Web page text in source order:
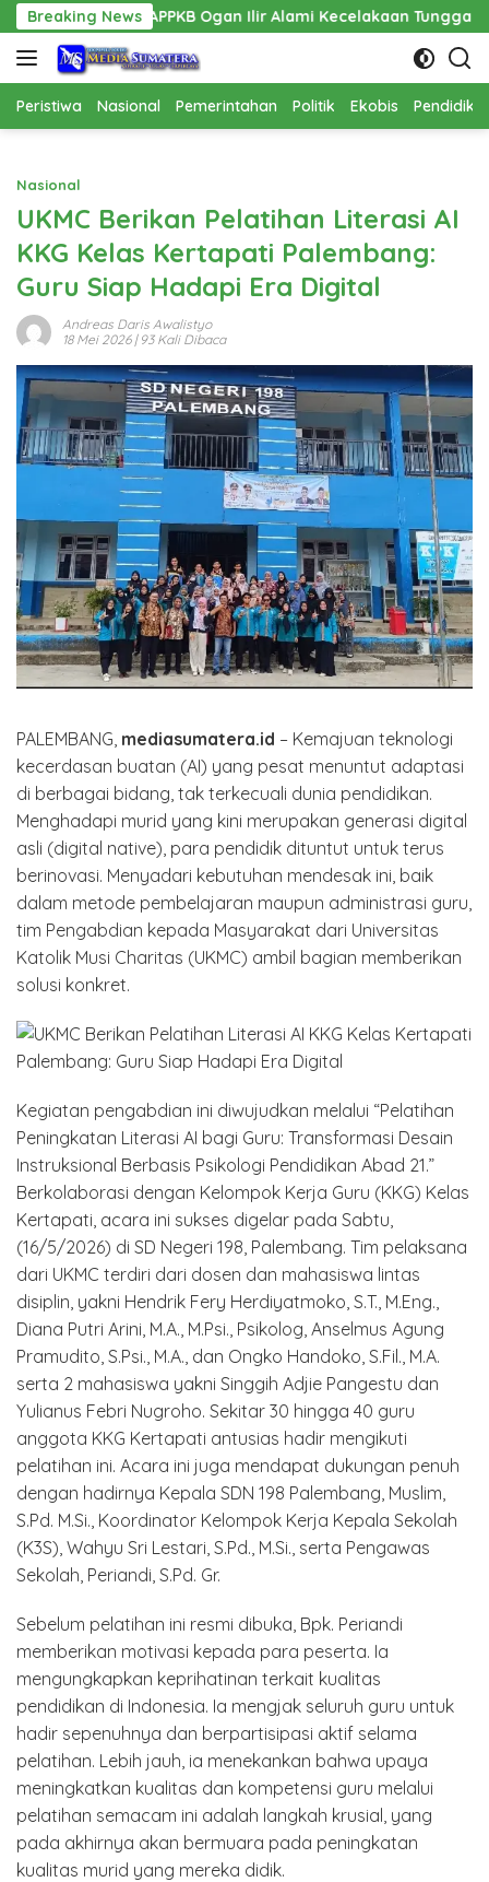
Langsung
ke
konten
Breaking News
Ogan Ilir Alami Kecelakaan Tunggal
Peristiwa Nasional Pemerintahan Politik Ekobis
Nasional
UKMC Berikan Pelatihan Literasi AI
KKG Kelas Kertapati Palembang:
Guru Siap Hadapi Era Digital
Andreas Daris Awalistyo
18 Mei 2026| 93 Kali Dibaca
PALEMBANG, mediasumatera.id – Kemajuan teknologi
kecerdasan buatan (AI) yang pesat menuntut adaptasi
di berbagai bidang, tak terkecuali dunia pendidikan.
Menghadapi murid yang kini merupakan generasi digital
asli (digital native), para pendidik dituntut untuk terus
berinovasi. Menyadari kebutuhan mendesak ini, baik
dalam metode pembelajaran maupun administrasi guru,
tim Pengabdian kepada Masyarakat dari Universitas
Katolik Musi Charitas (UKMC) ambil bagian memberikan
solusi konkret.
Kegiatan pengabdian ini diwujudkan melalui “Pelatihan
Peningkatan Literasi AI bagi Guru: Transformasi Desain
Instruksional Berbasis Psikologi Pendidikan Abad 21.”
Berkolaborasi dengan Kelompok Kerja Guru (KKG) Kelas
Kertapati, acara ini sukses digelar pada Sabtu,
(16/5/2026) di SD Negeri 198, Palembang. Tim pelaksana
dari UKMC terdiri dari dosen dan mahasiswa lintas
disiplin, yakni Hendrik Fery Herdiyatmoko, S.T., M.Eng.,
Diana Putri Arini, M.A., M.Psi., Psikolog, Anselmus Agung
Pramudito, S.Psi., M.A., dan Ongko Handoko, S.Fil., M.A.
serta 2 mahasiswa yakni Singgih Adjie Pangestu dan
Yulianus Febri Nugroho. Sekitar 30 hingga 40 guru
anggota KKG Kertapati antusias hadir mengikuti
pelatihan ini. Acara ini juga mendapat dukungan penuh
dengan hadirnya Kepala SDN 198 Palembang, Muslim,
S.Pd. M.Si., Koordinator Kelompok Kerja Kepala Sekolah
(K3S), Wahyu Sri Lestari, S.Pd., M.Si., serta Pengawas
Sekolah, Periandi, S.Pd. Gr.
Sebelum pelatihan ini resmi dibuka, Bpk. Periandi
memberikan motivasi kepada para peserta. Ia
mengungkapkan keprihatinan terkait kualitas
pendidikan di Indonesia. Ia mengjak seluruh guru untuk
hadir sepenuhnya dan berpartisipasi aktif selama
pelatihan. Lebih jauh, ia menekankan bahwa upaya
meningkatkan kualitas dan kompetensi guru melalui
pelatihan semacam ini adalah langkah krusial, yang
pada akhirnya akan bermuara pada peningkatan
kualitas murid yang mereka didik.